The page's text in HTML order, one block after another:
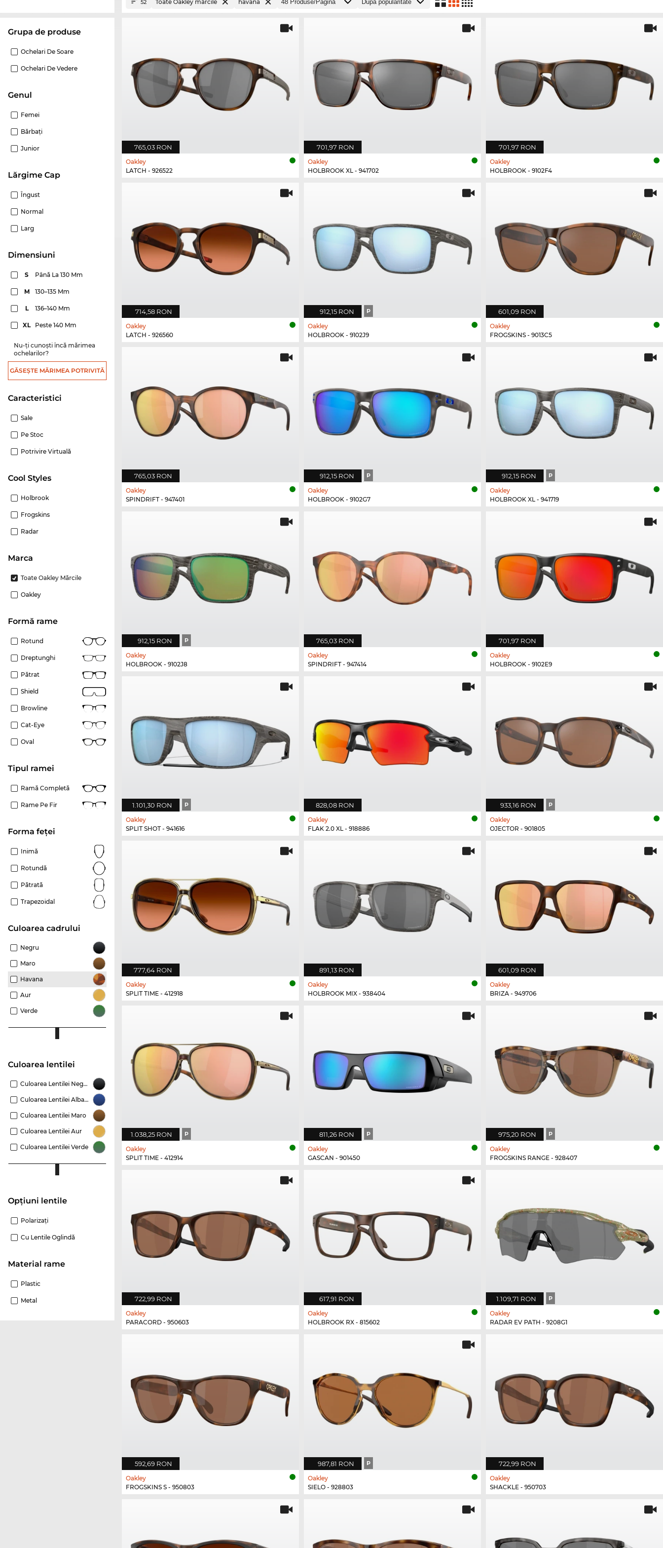
Grupa de produse
Ochelari De Soare
Ochelari De Vedere
Genul
Femei
Bărbaţi
Junior
Lărgime Cap
Îngust
Normal
Larg
dimensiuni
S Până La 130 Mm
M 130–135 Mm
L 136–140 Mm
XL Peste 140 Mm
Nu-ți cunoști încă mărimea
ochelarilor?
GĂSEȘTE MĂRIMEA POTRIVITĂ
Caracteristici
Sale
Pe Stoc
Potrivire Virtuală
Cool Styles
Holbrook
Frogskins
Radar
marca
Toate Oakley Mărcile
Oakley
Formă rame
Rotund
Dreptunghi
Pătrat
Shield
Browline
Cat-Eye
Oval
Tipul ramei
Ramă Completă
Rame Pe Fir
Forma feței
Inimă
Rotundă
Pătrată
Trapezoidal
Culoarea cadrului
Negru
Maro
Havana
Aur
Verde
Culoarea lentilei
Culoarea Lentilei Negru
Culoarea Lentilei Albastru
Culoarea Lentilei Maro
Culoarea Lentilei Aur
Culoarea Lentilei Verde
Opțiuni lentile
Polarizaţi
Cu Lentile Oglindă
Material rame
Plastic
Metal
52 Toate Oakley mărcile havana
765,03 RON
Oakley
LATCH - 926522
701,97 RON
Oakley
HOLBROOK XL - 941702
701,97 RON
Oakley
HOLBROOK - 9102F4
714,58 RON
Oakley
LATCH - 926560
912,15 RON P
Oakley
HOLBROOK - 9102J9
601,09 RON
Oakley
FROGSKINS - 9013C5
765,03 RON
Oakley
SPINDRIFT - 947401
912,15 RON P
Oakley
HOLBROOK - 9102G7
912,15 RON P
Oakley
HOLBROOK XL - 941719
912,15 RON P
Oakley
HOLBROOK - 9102J8
765,03 RON
Oakley
SPINDRIFT - 947414
701,97 RON
Oakley
HOLBROOK - 9102E9
1.101,30 RON P
Oakley
SPLIT SHOT - 941616
828,08 RON
Oakley
FLAK 2.0 XL - 918886
933,16 RON P
Oakley
OJECTOR - 901805
777,64 RON
Oakley
SPLIT TIME - 412918
891,13 RON
Oakley
HOLBROOK MIX - 938404
601,09 RON
Oakley
BRIZA - 949706
1.038,25 RON P
Oakley
SPLIT TIME - 412914
811,26 RON P
Oakley
GASCAN - 901450
975,20 RON P
Oakley
FROGSKINS RANGE - 928407
722,99 RON
Oakley
PARACORD - 950603
617,91 RON
Oakley
HOLBROOK RX - 815602
1.109,71 RON P
Oakley
RADAR EV PATH - 9208G1
592,69 RON
Oakley
FROGSKINS S - 950803
987,81 RON P
Oakley
SIELO - 928803
722,99 RON
Oakley
SHACKLE - 950703